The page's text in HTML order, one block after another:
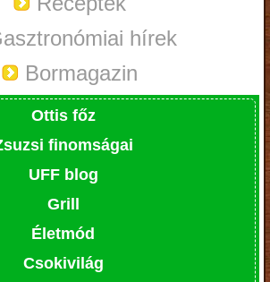
hírek
Bormagazin
Ottis főz
finomságai
UFF blog
Grill
Életmód
Csokivilág